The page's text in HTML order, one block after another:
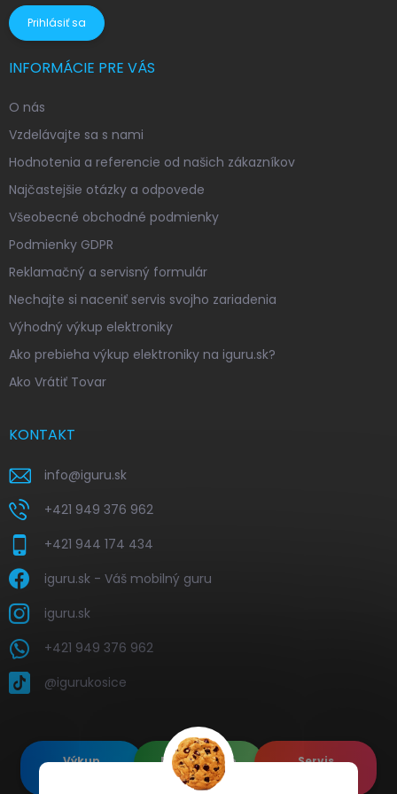
Prihlásiť sa
INFORMÁCIE PRE VÁS
O nás
Vzdelávajte sa s nami
Hodnotenia a referencie od našich zákazníkov
Najčastejšie otázky a odpovede
Všeobecné obchodné podmienky
Podmienky GDPR
Reklamačný a servisný formulár
Nechajte si naceniť servis svojho zariadenia
Výhodný výkup elektroniky
Ako prebieha výkup elektroniky na iguru.sk?
Ako Vrátiť Tovar
KONTAKT
info@iguru.sk
+421 949 376 962
+421 944 174 434
iguru.sk - Váš mobilný guru
iguru.sk
+421 949 376 962
@igurukosice
Výkup
Renovované
Apple's
Servis